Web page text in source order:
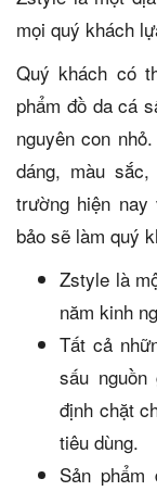
mọi quý khách
Quý khách có
phẩm đồ da cá
nguyên con
dáng, màu
trường hiện
bảo sẽ làm quý
Zstyle là
năm kinh
Tất cả
sấu
định chặt
tiêu dùng.
Sản